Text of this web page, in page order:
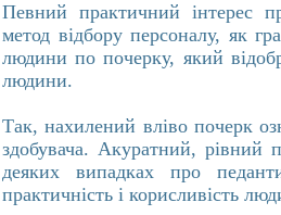
Певний практичний інтерес
метод відбору персоналу, як
людини по почерку, який
людини.
Так, нахилений вліво почерк
здобувача. Акуратний, рівний
деяких випадках про
практичність і корисливість